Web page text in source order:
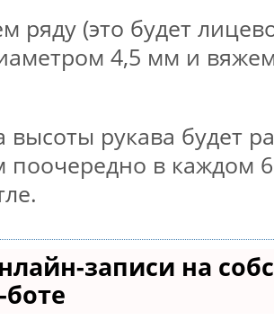
ряду (это будет
4,5 мм и
высоты рукава будет
поочередно в каждом
записи на